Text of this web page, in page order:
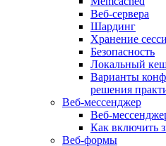
Веб-сервера
Шардинг
Хранение
Безопасность
Локальный кеш
Варианты
решения
Веб-мессенджер
Веб-
Как включить
Веб-формы